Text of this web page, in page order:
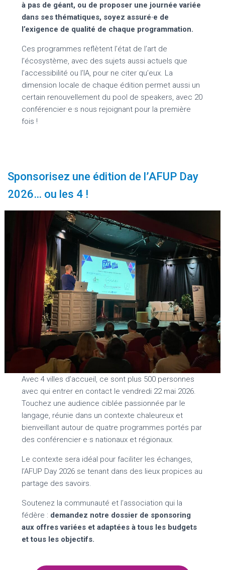
à pas de géant, ou de proposer une journée variée
dans ses thématiques, soyez assuré·e de
l’exigence de qualité de chaque programmation.
Ces programmes reflètent l’état de l’art de
l’écosystème, avec des sujets aussi actuels que
l’accessibilité ou l’IA, pour ne citer qu’eux. La
dimension locale de chaque édition permet aussi un
certain renouvellement du pool de speakers, avec 20
conférencier·e·s nous rejoignant pour la première
fois !
Sponsorisez une édition de l’AFUP Day
2026… ou les 4 !
Avec 4 villes d’accueil, ce sont plus 500 personnes
avec qui entrer en contact le vendredi 22 mai 2026.
Touchez une audience ciblée passionnée par le
langage, réunie dans un contexte chaleureux et
bienveillant autour de quatre programmes portés par
des conférencier·e·s nationaux et régionaux.
Le contexte sera idéal pour faciliter les échanges,
l’AFUP Day 2026 se tenant dans des lieux propices au
partage des savoirs.
Soutenez la communauté et l’association qui la
fédère : demandez notre dossier de sponsoring
aux offres variées et adaptées à tous les budgets
et tous les objectifs.